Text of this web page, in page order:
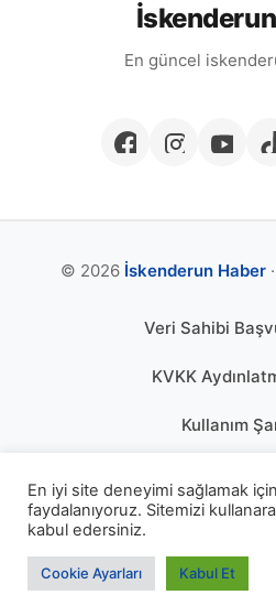
En güncel
© 2026 İskenderun Haber
Veri Sahibi
KVKK
Kullanım
Çerez
KÜNYE
En iyi site deneyimi sağlamak
faydalanıyoruz. Sitemizi
kabul edersiniz.
Cookie Ayarları Kabul Et